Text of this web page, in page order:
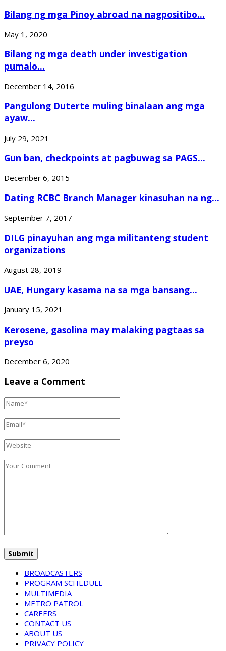
Bilang ng mga Pinoy abroad na nagpositibo...
May 1, 2020
Bilang ng mga death under investigation
pumalo...
December 14, 2016
Pangulong Duterte muling binalaan ang mga
ayaw...
July 29, 2021
Gun ban, checkpoints at pagbuwag sa PAGS...
December 6, 2015
Dating RCBC Branch Manager kinasuhan na ng...
September 7, 2017
DILG pinayuhan ang mga militanteng student
organizations
August 28, 2019
UAE, Hungary kasama na sa mga bansang...
January 15, 2021
Kerosene, gasolina may malaking pagtaas sa
preyso
December 6, 2020
Leave a Comment
BROADCASTERS
PROGRAM SCHEDULE
MULTIMEDIA
METRO PATROL
CAREERS
CONTACT US
ABOUT US
PRIVACY POLICY